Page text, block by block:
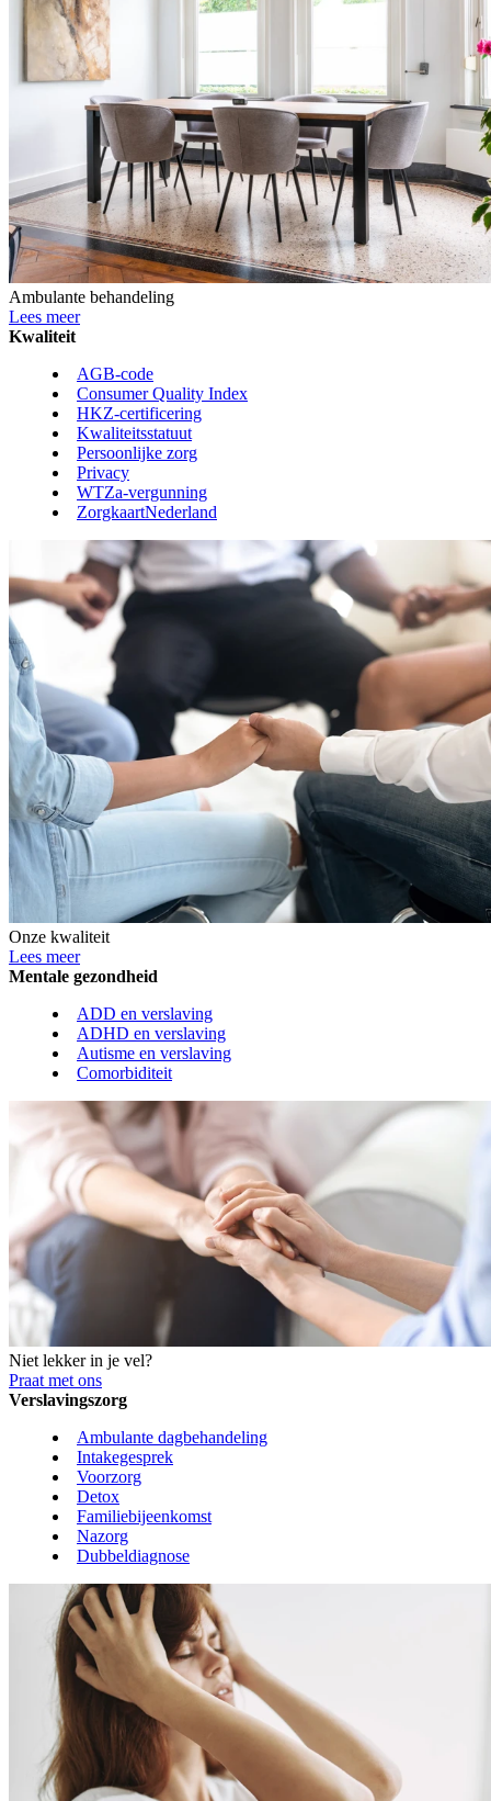
Ambulante behandeling
Lees meer
Kwaliteit
AGB-code
Consumer Quality Index
HKZ-certificering
Kwaliteitsstatuut
Persoonlijke zorg
Privacy
WTZa-vergunning
ZorgkaartNederland
Onze kwaliteit
Lees meer
Mentale gezondheid
ADD en verslaving
ADHD en verslaving
Autisme en verslaving
Comorbiditeit
Niet lekker in je vel?
Praat met ons
Verslavingszorg
Ambulante dagbehandeling
Intakegesprek
Voorzorg
Detox
Familiebijeenkomst
Nazorg
Dubbeldiagnose